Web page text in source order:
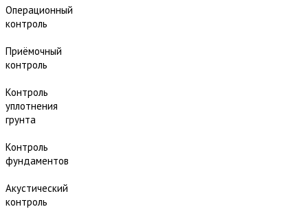
Операционный
контроль
Приёмочный
контроль
Контроль
уплотнения
грунта
Контроль
фундаментов
Акустический
контроль